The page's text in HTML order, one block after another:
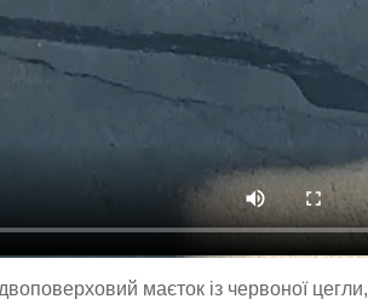
маєток із червоної цегли,